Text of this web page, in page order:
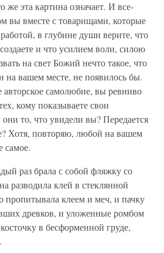
же эта картина означает. И все-
вы вместе с товарищами, которые
в глубине души верите, что
и что усилием воли, силою
на свет Божий нечто такое, что
на вашем месте, не появилось бы.
авторское самолюбие, вы ревниво
кому показываете свои
то, что увидели вы? Передается
Хотя, повторяю, любой на вашем
самое.
раз брала с собой фляжку со
разводила клей в стеклянной
пропитывала клеем и меч, и пачку
древков, и уложенные ромбом
в бесформенной груде,